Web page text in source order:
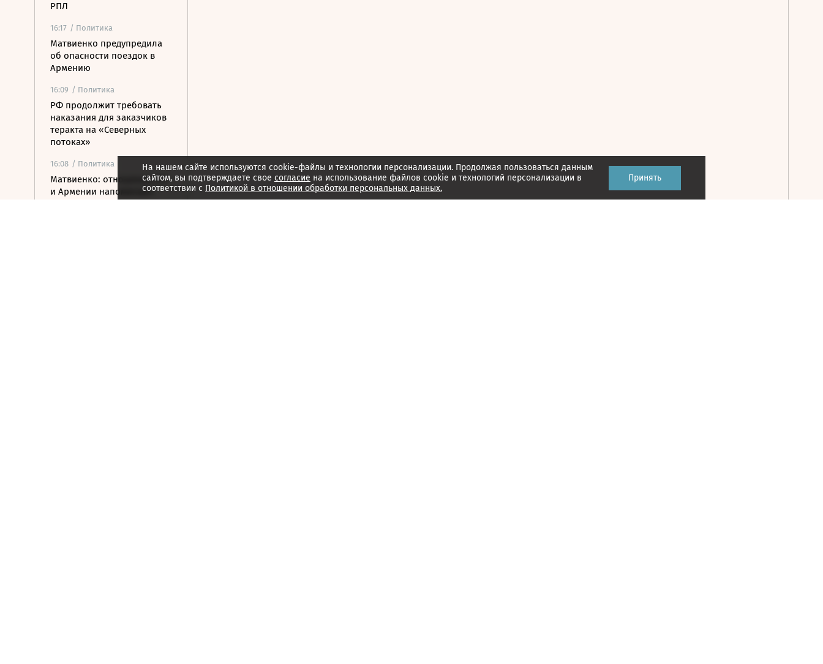
РПЛ
16:17 / Политика
Матвиенко предупредила
об опасности поездок в
Армению
16:09 / Политика
РФ продолжит требовать
наказания для заказчиков
теракта на «Северных
потоках»
16:08 / Политика
Матвиенко: отношения РФ
и Армении напоминают
На нашем сайте используются cookie-файлы и технологии персонализации. Продолжая пользоваться данным
сайтом, вы подтверждаете свое согласие на использование файлов cookie и технологий персонализации в
соответствии с Политикой в отношении обработки персональных данных.
Принять